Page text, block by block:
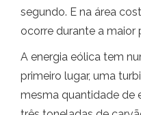
segundo. E na área
ocorre durante a maior
A energia eólica tem
primeiro lugar, uma
mesma quantidade de